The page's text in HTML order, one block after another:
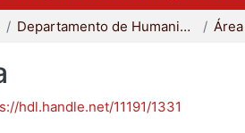
Departamento de Humanidades
hdl.handle.net/11191/1331